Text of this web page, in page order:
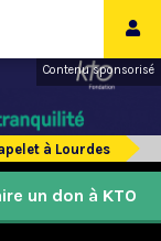
Contenu sponsorisé
à Lourdes
un don à KTO